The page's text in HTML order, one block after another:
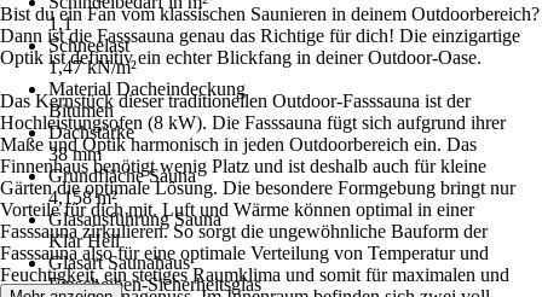
1,1
Schneelast
1,47 kN/m²
Material Dacheindeckung
Bitumen
Dachstärke
38 mm
Grundfläche Sauna
4,158 m²
Glasausführung Sauna
Klar Hell
Glasart Saunahaus
Einscheiben-Sicherheitsglas
Bist du ein Fan vom klassischen Saunieren in deinem Outdoorbereich?
Dann ist die Fasssauna genau das Richtige für dich! Die einzigartige
Optik ist definitiv ein echter Blickfang in deiner Outdoor-Oase.
Das Kernstück dieser traditionellen Outdoor-Fasssauna ist der
Hochleistungsofen (8 kW). Die Fasssauna fügt sich aufgrund ihrer
Maße und Optik harmonisch in jeden Outdoorbereich ein. Das
Finnenhaus benötigt wenig Platz und ist deshalb auch für kleine
Gärten die optimale Lösung. Die besondere Formgebung bringt nur
Vorteile für dich mit. Luft und Wärme können optimal in einer
Fasssauna zirkulieren. So sorgt die ungewöhnliche Bauform der
Fasssauna also für eine optimale Verteilung von Temperatur und
Feuchtigkeit, ein stetiges Raumklima und somit für maximalen und